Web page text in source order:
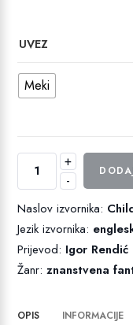
UVEZ
Meki
-
Djeca
količina
+
Naslov izvornika:
Jezik izvornika:
Prijevod: Igor Rendić
Žanr:znanstvena
OPIS INFORMACIJE